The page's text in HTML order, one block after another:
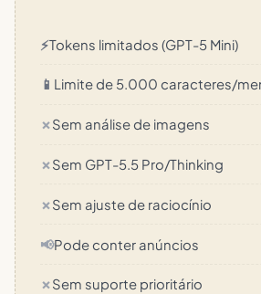
⚡Tokens limitados (GPT-5 Mini)
📱 Limite de 5.000 caracteres/
✗Sem análise de imagens
✗Sem GPT-5.5 Pro/Thinking
✗Sem ajuste de raciocínio
📢Pode conter anúncios
✗Sem suporte prioritário